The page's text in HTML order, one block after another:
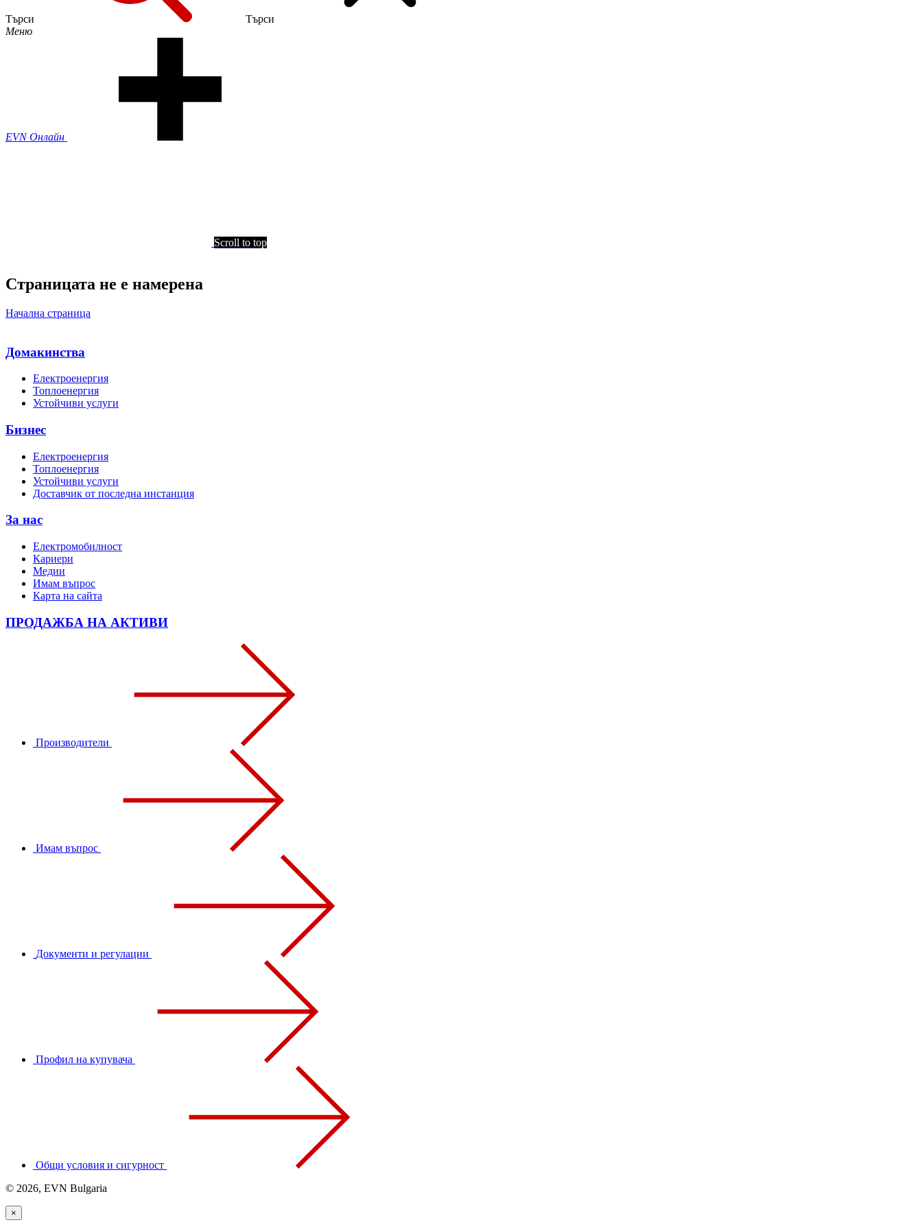
Търси
Търси
Меню
EVN Онлайн
Scroll to top
Страницата не е намерена
Начална страница
Домакинства
Електроенергия
Топлоенергия
Устойчиви услуги
Бизнес
Електроенергия
Топлоенергия
Устойчиви услуги
Доставчик от последна инстанция
За нас
Електромобилност
Кариери
Медии
Имам въпрос
Карта на сайта
ПРОДАЖБА НА АКТИВИ
Производители
Имам въпрос
Документи и регулации
Профил на купувача
Общи условия и сигурност
© 2026, EVN Bulgaria
×